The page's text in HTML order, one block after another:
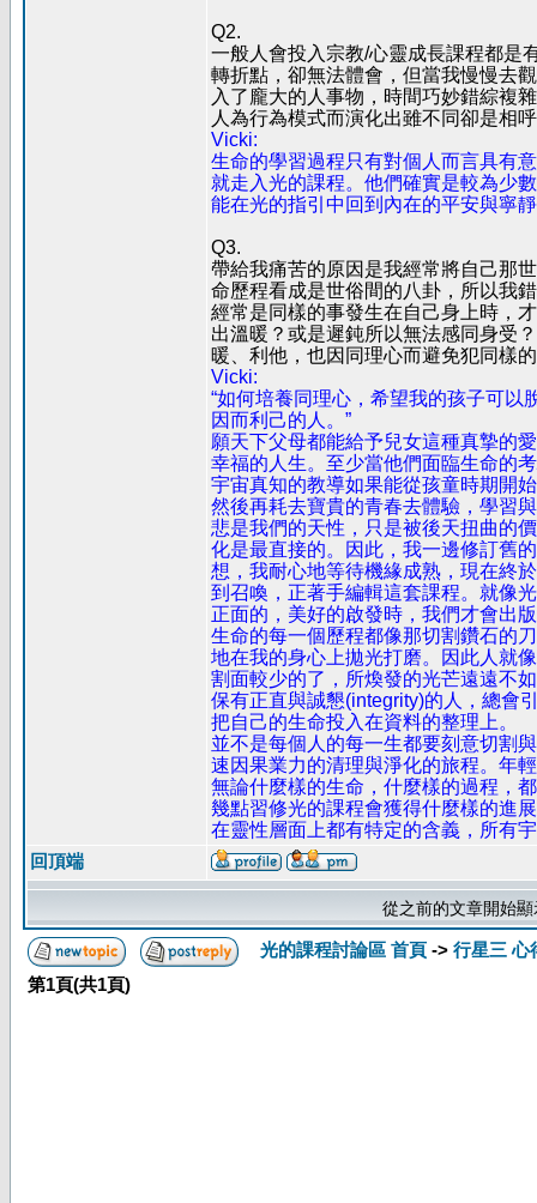
Q2.
一般人會投入宗教/心靈成長課程都是
轉折點，卻無法體會，但當我慢慢去
入了龐大的人事物，時間巧妙錯綜複
人為行為模式而演化出雖不同卻是相
Vicki:
生命的學習過程只有對個人而言具有
就走入光的課程。他們確實是較為少
能在光的指引中回到內在的平安與寧
Q3.
帶給我痛苦的原因是我經常將自己那
命歷程看成是世俗間的八卦，所以我
經常是同樣的事發生在自己身上時，
出溫暖？或是遲鈍所以無法感同身受
暖、利他，也因同理心而避免犯同樣
Vicki:
“如何培養同理心，希望我的孩子可
因而利己的人。”
願天下父母都能給予兒女這種真摯的
幸福的人生。至少當他們面臨生命的
宇宙真知的教導如果能從孩童時期開
然後再耗去寶貴的青春去體驗，學習
悲是我們的天性，只是被後天扭曲的
化是最直接的。因此，我一邊修訂舊
想，我耐心地等待機緣成熟，現在終
到召喚，正著手編輯這套課程。就像
正面的，美好的啟發時，我們才會出
生命的每一個歷程都像那切割鑽石的
地在我的身心上拋光打磨。因此人就
割面較少的了，所煥發的光芒遠遠不
保有正直與誠懇(integrity)的人，總會
把自己的生命投入在資料的整理上。
並不是每個人的每一生都要刻意切割
速因果業力的清理與淨化的旅程。年
無論什麼樣的生命，什麼樣的過程，
幾點習修光的課程會獲得什麼樣的進
在靈性層面上都有特定的含義，所有
回頂端
從之前的文章開始
光的課程討論區 首頁 -> 行星三 心
第1頁(共1頁)